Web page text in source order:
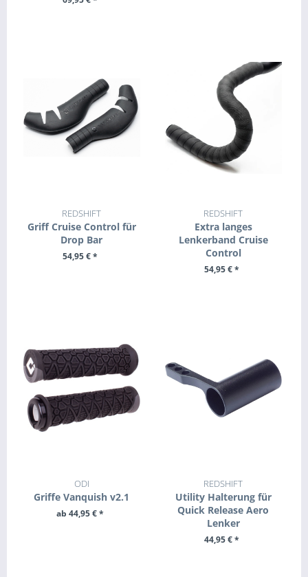
REDSHIFT
Griff Cruise Control für
Drop Bar
54,95 € *
REDSHIFT
Extra langes
Lenkerband Cruise
Control
54,95 € *
ODI
Griffe Vanquish v2.1
ab 44,95 € *
REDSHIFT
Utility Halterung für
Quick Release Aero
Lenker
44,95 € *